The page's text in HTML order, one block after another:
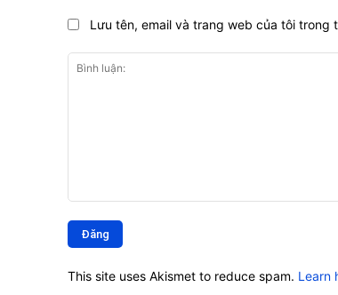
luận:
Lưu tên, email và trang web của tôi trong
This site uses Akismet to reduce spam. Learn